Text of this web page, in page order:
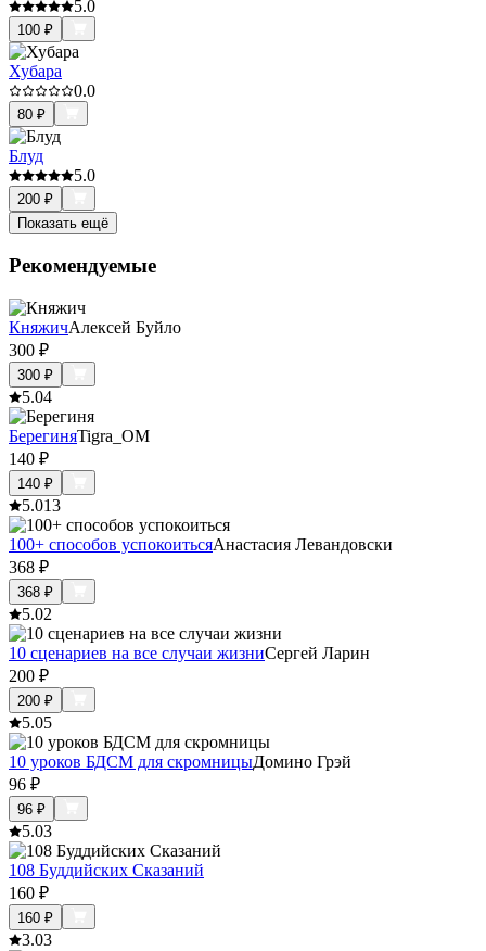
5.0
100 ₽
Хубара
0.0
80 ₽
Блуд
5.0
200 ₽
Показать ещё
Рекомендуемые
КняжичАлексей Буйло
300 ₽
300 ₽
5.04
БерегиняTigra_OM
140 ₽
140 ₽
5.013
100+ способов успокоитьсяАнастасия Левандовски
368 ₽
368 ₽
5.02
10 сценариев на все случаи жизниСергей Ларин
200 ₽
200 ₽
5.05
10 уроков БДСМ для скромницыДомино Грэй
96 ₽
96 ₽
5.03
108 Буддийских Сказаний
160 ₽
160 ₽
3.03